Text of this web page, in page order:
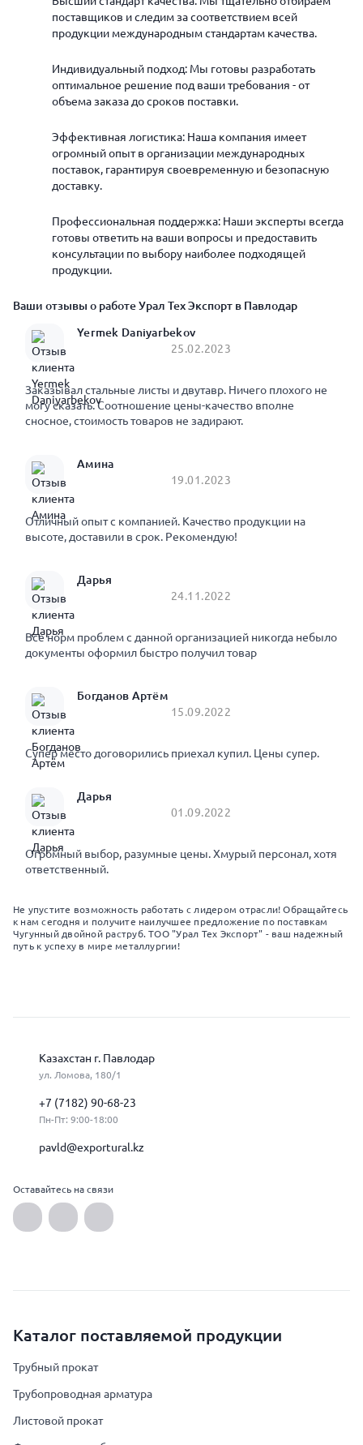
поставщиков и следим за соответствием всей
продукции международным стандартам качества.
Индивидуальный подход: Мы готовы разработать
оптимальное решение под ваши требования - от
объема заказа до сроков поставки.
Эффективная логистика: Наша компания имеет
огромный опыт в организации международных
поставок, гарантируя своевременную и безопасную
доставку.
Профессиональная поддержка: Наши эксперты всегда
готовы ответить на ваши вопросы и предоставить
консультации по выбору наиболее подходящей
продукции.
Ваши отзывы о работе Урал Тех Экспорт в Павлодар
Yermek Daniyarbekov
25.02.2023
Заказывал стальные листы и двутавр. Ничего плохого не
могу сказать. Соотношение цены-качество вполне
сносное, стоимость товаров не задирают.
Амина
19.01.2023
Отличный опыт с компанией. Качество продукции на
высоте, доставили в срок. Рекомендую!
Дарья
24.11.2022
Все норм проблем с данной организацией никогда небыло
документы оформил быстро получил товар
Богданов Артём
15.09.2022
Супер место договорились приехал купил. Цены супер.
Дарья
01.09.2022
Огромный выбор, разумные цены. Хмурый персонал, хотя
ответственный.
Не упустите возможность работать с лидером отрасли! Обращайтесь
к нам сегодня и получите наилучшее предложение по поставкам
Чугунный двойной раструб. ТОО "Урал Тех Экспорт" - ваш надежный
путь к успеху в мире металлургии!
Казахстан г. Павлодар
ул. Ломова, 180/1
+7 (7182) 90-68-23
Пн-Пт: 9:00-18:00
pavld@exportural.kz
Оставайтесь на связи
Каталог поставляемой продукции
Трубный прокат
Трубопроводная арматура
Листовой прокат